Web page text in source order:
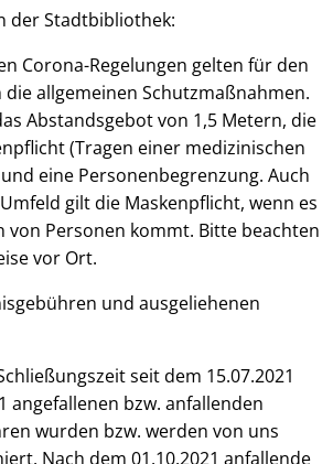
der Stadtbibliothek:
Corona-Regelungen gelten für den
allgemeinen Schutzmaßnahmen.
Abstandsgebot von 1,5 Metern, die
(Tragen einer medizinischen
und eine Personenbegrenzung. Auch
gilt die Maskenpflicht, wenn es
von Personen kommt. Bitte beachten
vor Ort.
und ausgeliehenen
seit dem 15.07.2021
angefallenen bzw. anfallenden
wurden bzw. werden von uns
Nach dem 01.10.2021 anfallende